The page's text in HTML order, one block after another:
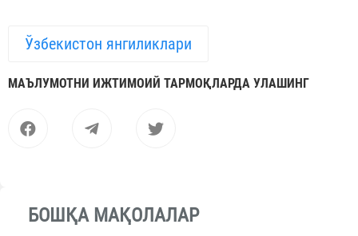
Ўзбекистон янгиликлари
МАЪЛУМОТНИ ИЖТИМОИЙ ТАРМОҚЛАРДА УЛАШИНГ
БОШҚА МАҚОЛАЛАР